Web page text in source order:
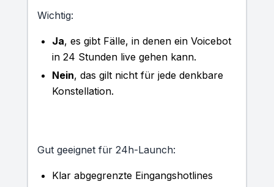
Wichtig:
Ja, es gibt Fälle, in denen ein Voicebot
in 24 Stunden live gehen kann.
Nein, das gilt nicht für jede denkbare
Konstellation.
Gut geeignet für 24h-Launch:
Klar abgegrenzte Eingangshotlines